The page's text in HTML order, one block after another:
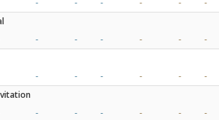
- - - - -
-
- - - - -
-
- - - - -
-
- - - - -
-